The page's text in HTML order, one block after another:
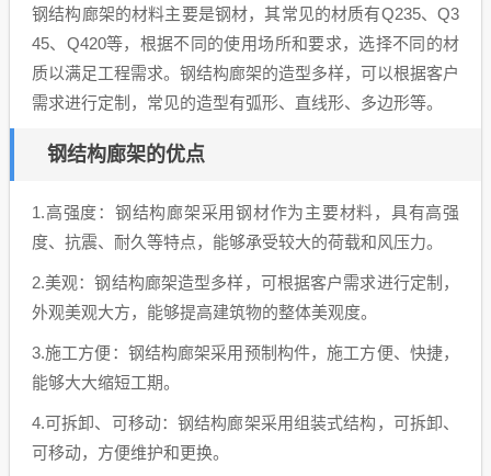
钢结构廊架的材料主要是钢材，其常见的材质有Q235、Q3
45、Q420等，根据不同的使用场所和要求，选择不同的材
质以满足工程需求。钢结构廊架的造型多样，可以根据客户
需求进行定制，常见的造型有弧形、直线形、多边形等。
钢结构廊架的优点
1.高强度：钢结构廊架采用钢材作为主要材料，具有高强
度、抗震、耐久等特点，能够承受较大的荷载和风压力。
2.美观：钢结构廊架造型多样，可根据客户需求进行定制，
外观美观大方，能够提高建筑物的整体美观度。
3.施工方便：钢结构廊架采用预制构件，施工方便、快捷，
能够大大缩短工期。
4.可拆卸、可移动：钢结构廊架采用组装式结构，可拆卸、
可移动，方便维护和更换。